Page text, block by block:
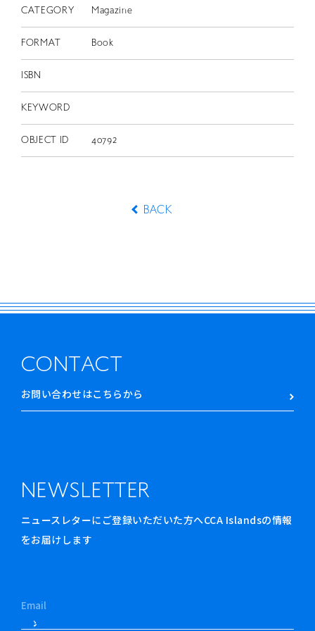
CATEGORY Magazine
FORMAT Book
ISBN
KEYWORD
OBJECT ID 40792
BACK
CONTACT
お問い合わせはこちらから
NEWSLETTER
ニュースレターにご登録いただいた方へCCA Islandsの情報
をお届けします